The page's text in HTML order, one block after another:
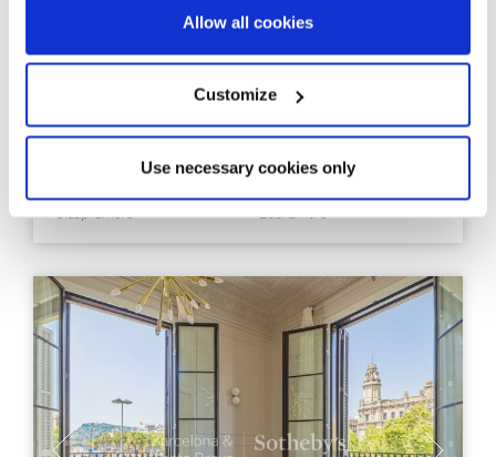
Allow all cookies
Customize
Use necessary cookies only
Vrijstaande woning midden in de
natuur met een panoramisch uitzicht
1.300 m² 5.811 m²